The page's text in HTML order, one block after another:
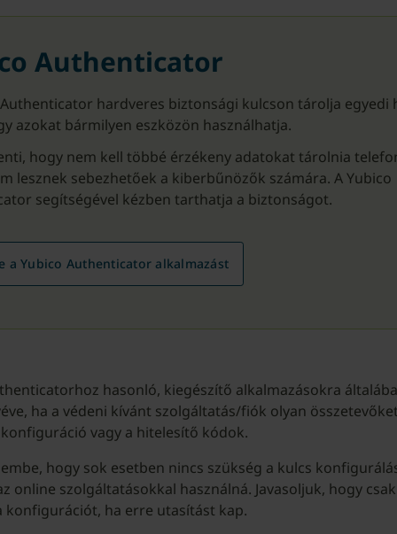
Authenticator
hardveres biztonsági kulcson tárolja egyedi
azokat bármilyen eszközön használhatja.
hogy nem kell többé érzékeny adatokat tárolnia
lesznek sebezhetőek a kiberbűnözők számára. A Yubico
segítségével kézben tarthatja a biztonságot.
a Yubico Authenticator alkalmazást
hasonló, kiegészítő alkalmazásokra
ha a védeni kívánt szolgáltatás/fiók olyan
vagy a hitelesítő kódok.
hogy sok esetben nincs szükség a kulcs
online szolgáltatásokkal használná. Javasoljuk, hogy
konfigurációt, ha erre utasítást kap.